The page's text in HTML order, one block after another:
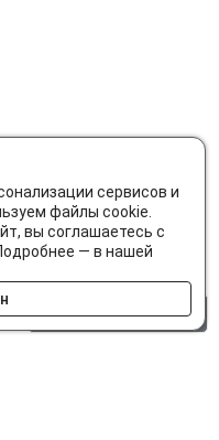
сервисов и
файлы cookie.
вы соглашаетесь с
— в нашей